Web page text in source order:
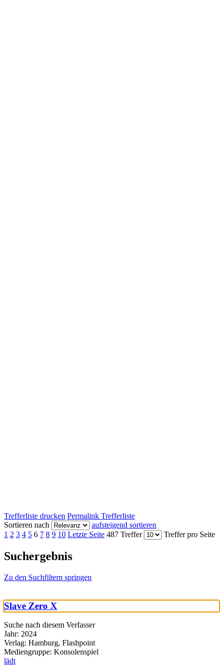
Trefferliste drucken Permalink Trefferliste
Sortieren nach
aufsteigend sortieren
1 2 3 4 5 6 7 8 9 10 Letzte Seite 487 Treffer Treffer pro Seite
Suchergebnis
Zu den Suchfiltern springen
Slave Zero X
Suche nach diesem Verfasser
Jahr: 2024
Verlag: Hamburg, Flashpoint
Mediengruppe: Konsolenspiel
lädt